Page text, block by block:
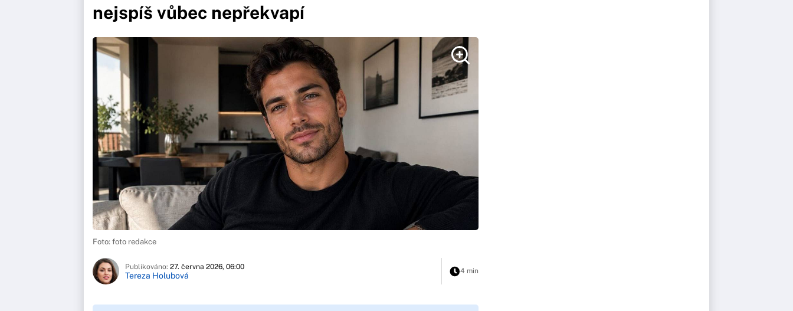
nejspíš vůbec nepřekvapí
Foto: foto redakce
Publikováno: 27. června 2026, 06:00
Tereza Holubová 4 min